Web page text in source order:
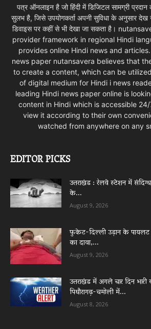
पत्र ऑनलाइन है जो हिंदी में डिजिटल सामग्री
सुलभ है, जिसे उपयोगकर्ता अपनी सुविधा के अनुसार देख
डिवाइस पर कहीं से भी देखा जा सकता है।
provider framework in regional Hindi
provides online Hindi news and
news paper nutansavera believes that
to create a content, which can be
of digital medium for Hindi i news
leading Hindi news paper online is
content in Hindi which is accessible
view it according to their own
watched from anywhere on any
EDITOR PICKS
उत्तराखंड : रेलवे स्टेशन में संदिग्ध
के...
August 9, 2026
फुकेट-दिल्ली उड़ान के पायलट
का दावा,...
August 9, 2026
उत्तराखंड में अगले चार दिन
पिथौरागढ़-चमोली में...
August 8, 2026